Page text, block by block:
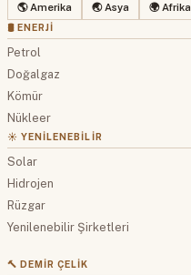
🌎 Amerika 🌏 Asya 🌍 Afrika
🛢 ENERJI
Petrol
Doğalgaz
Kömür
Nükleer
☀️ YENILENEBILIR
Solar
Hidrojen
Rüzgar
Yenilenebilir Şirketleri
🔨 DEMIR ÇELIK